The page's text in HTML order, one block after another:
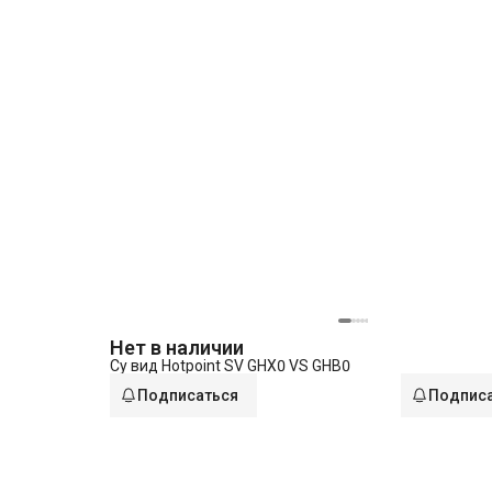
Нет в наличии
Су вид Hotpoint SV GHX0 VS GHB0
Подписаться